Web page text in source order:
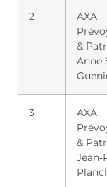
2
AXA
&
Anne
3
AXA
&